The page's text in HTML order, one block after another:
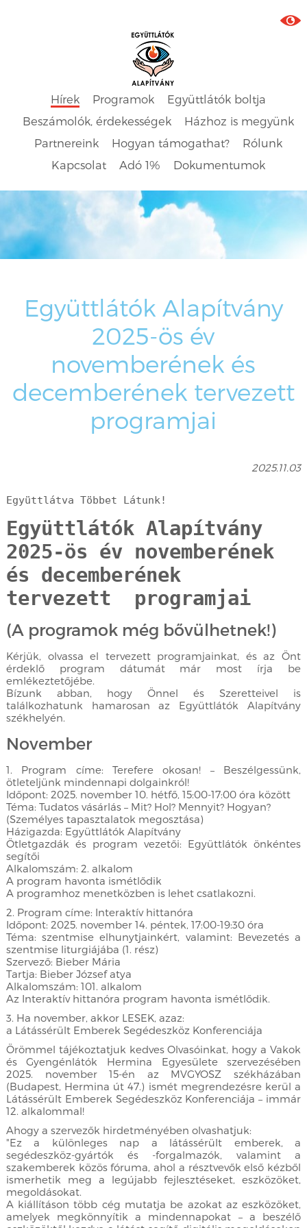
Hírek Programok
Együttlátók boltja
Beszámolók, érdekességek
Házhoz is megyünk
Partnereink
Hogyan támogathat?
Rólunk
Kapcsolat
Adó 1% Dokumentumok
Együttlátók Alapítvány
2025-ös év
novemberének és
decemberének tervezett
programjai
2025.11.03
Együttlátva Többet Látunk!
Együttlátók Alapítvány
2025-ös év novemberének
és decemberének
tervezett programjai
(A programok még bővülhetnek!)
Kérjük, olvassa el tervezett programjainkat, és az Önt
érdeklő program dátumát már most írja be
emlékeztetőjébe.
Bízunk abban, hogy Önnel és Szeretteivel is
találkozhatunk hamarosan az Együttlátók Alapítvány
székhelyén.
November
1. Program címe: Terefere okosan! – Beszélgessünk,
ötleteljünk mindennapi dolgainkról!
Időpont: 2025. november 10. hétfő, 15:00-17:00 óra között
Téma: Tudatos vásárlás – Mit? Hol? Mennyit? Hogyan?
(Személyes tapasztalatok megosztása)
Házigazda: Együttlátók Alapítvány
Ötletgazdák és program vezetői: Együttlátók önkéntes
segítői
Alkalomszám: 2. alkalom
A program havonta ismétlődik
A programhoz menetközben is lehet csatlakozni.
2. Program címe: Interaktív hittanóra
Időpont: 2025. november 14. péntek, 17:00-19:30 óra
Téma: szentmise elhunytjainkért, valamint: Bevezetés a
szentmise liturgiájába (1. rész)
Szervező: Bieber Mária
Tartja: Bieber József atya
Alkalomszám: 101. alkalom
Az Interaktív hittanóra program havonta ismétlődik.
3. Ha november, akkor LESEK, azaz:
a Látássérült Emberek Segédeszköz Konferenciája
Örömmel tájékoztatjuk kedves Olvasóinkat, hogy a Vakok
és Gyengénlátók Hermina Egyesülete szervezésében
2025. november 15-én az MVGYOSZ székházában
(Budapest, Hermina út 47.) ismét megrendezésre kerül a
Látássérült Emberek Segédeszköz Konferenciája – immár
12. alkalommal!
Ahogy a szervezők hirdetményében olvashatjuk:
"Ez a különleges nap a látássérült emberek, a
segédeszköz-gyártók és -forgalmazók, valamint a
szakemberek közös fóruma, ahol a résztvevők első kézből
ismerhetik meg a legújabb fejlesztéseket, eszközöket,
megoldásokat.
A kiállításon több cég mutatja be azokat az eszközöket,
amelyek megkönnyítik a mindennapokat – a beszélő